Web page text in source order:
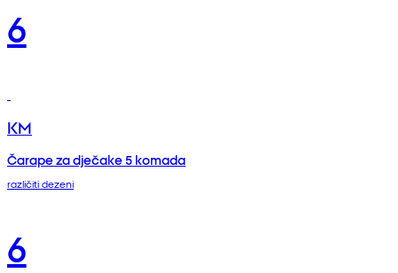
6
KM
Čarape za dječake 5 komada
različiti dezeni
6